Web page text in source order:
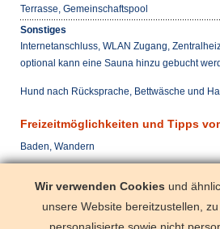
Terrasse, Gemeinschaftspool
Sonstiges
Internetanschluss, WLAN Zugang,
optional kann eine Sauna hinzu gebucht
Hund nach Rücksprache, Bettwäsche und
Freizeitmöglichkeiten und Tipps
Baden, Wandern
mit dem Pkw
mit dem Flugzeug
Wir verwenden Cookies und
unsere Website bereitzustellen,